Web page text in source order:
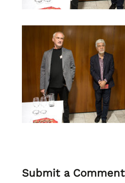
Submit a Comment